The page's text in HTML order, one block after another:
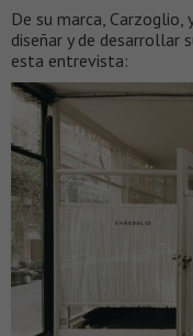
De su marca, Carzoglio,
diseñar y de desarrollar
esta entrevista: